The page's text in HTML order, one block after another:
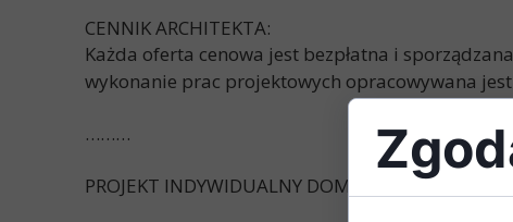
CENNIK ARCHITEKTA:
Każda oferta cenowa jest bezpłatna i
wykonanie prac projektowych opracowywana
………
PROJEKT INDYWIDUALNY DOMU: